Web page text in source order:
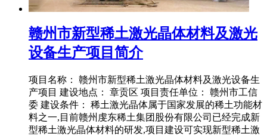
赣州市新型稀土激光晶体材料及激光
设备生产项目简介
项目名称： 赣州市新型稀土激光晶体材料及激光设备生
产项目 建设地点： 章贡区 项目责任单位： 赣州市工信
委 建设条件： 稀土激光晶体属于国家发展的稀土功能材
料之一,目前赣州虔东稀土集团股份有限公司已经完成新
型稀土激光晶体材料的研发,项目建设可实现新型稀土激